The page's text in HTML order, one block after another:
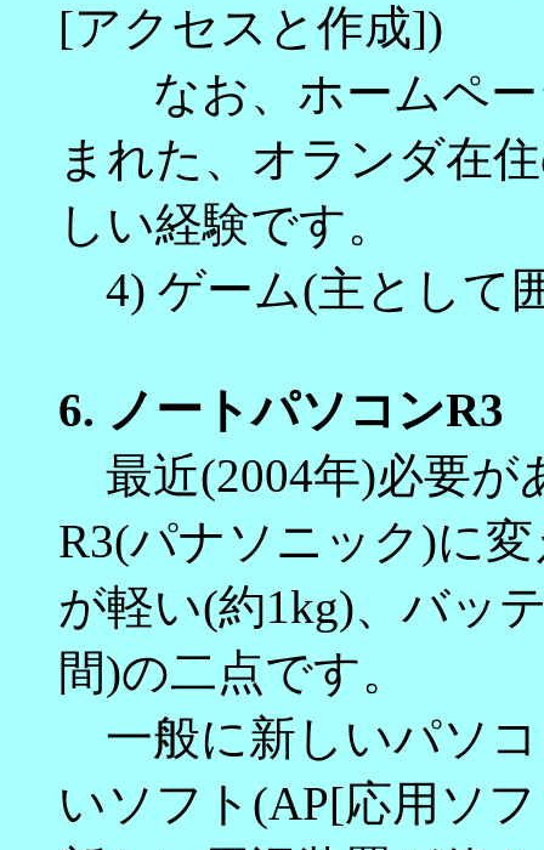
[アクセスと作成])
なお、ホームペー
まれた、オランダ在
しい経験です。
4) ゲーム(主として
6. ノートパソコンR3
最近(2004年)必要が
R3(パナソニック)に
が軽い(約1kg)、バッ
間)の二点です。
一般に新しいパソ
いソフト(AP[応用ソ